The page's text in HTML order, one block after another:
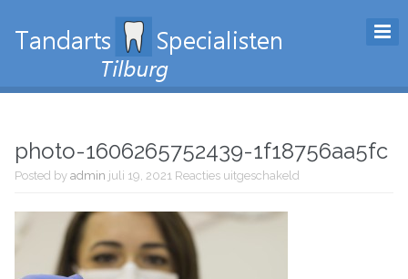
photo-1606265752439-1f18756aa5fc
Posted by admin juli 19, 2021 Reacties uitgeschakeldvoor